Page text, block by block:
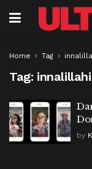
Home Tag
Tag:
by